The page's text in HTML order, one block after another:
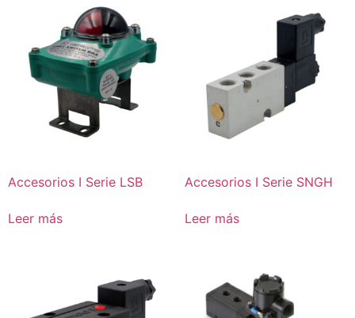
Accesorios I Serie LSB
Leer más
Accesorios I Serie SNGH
Leer más